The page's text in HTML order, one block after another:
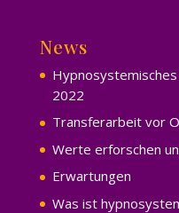
News
2022
Transferarbeit vor
Werte erforschen
Erwartungen
Was ist